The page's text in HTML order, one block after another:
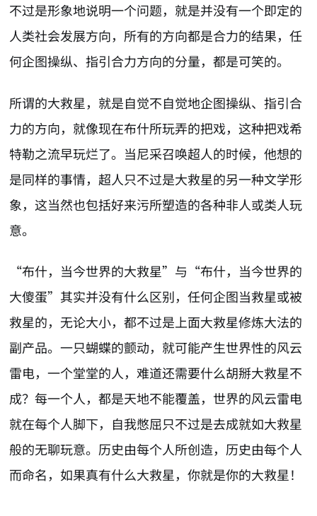
不过是形象地说明一个问题，就是并没有一个即定的
人类社会发展方向，所有的方向都是合力的结果，任
何企图操纵、指引合力方向的分量，都是可笑的。
所谓的大救星，就是自觉不自觉地企图操纵、指引合
力的方向，就像现在布什所玩弄的把戏，这种把戏希
特勒之流早玩烂了。当尼采召唤超人的时候，他想的
是同样的事情，超人只不过是大救星的另一种文学形
象，这当然也包括好来污所塑造的各种非人或类人玩
意。
“布什，当今世界的大救星”与“布什，当今世界的
大傻蛋”其实并没有什么区别，任何企图当救星或被
救星的，无论大小，都不过是上面大救星修炼大法的
副产品。一只蝴蝶的颤动，就可能产生世界性的风云
雷电，一个堂堂的人，难道还需要什么胡掰大救星不
成？每一个人，都是天地不能覆盖，世界的风云雷电
就在每个人脚下，自我憋屈只不过是去成就如大救星
般的无聊玩意。历史由每个人所创造，历史由每个人
而命名，如果真有什么大救星，你就是你的大救星！